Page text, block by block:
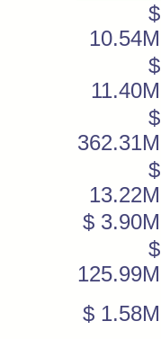
$
10.54M
$
11.40M
$
362.31M
$
13.22M
$ 3.90M
$
125.99M
$ 1.58M